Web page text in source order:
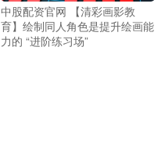
中股配资官网 【清彩画影教
育】绘制同人角色是提升绘画能
力的 “进阶练习场”